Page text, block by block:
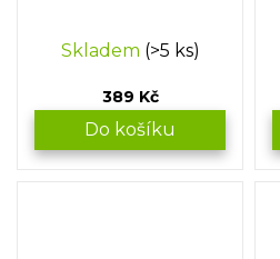
Skladem (>5 ks)
389 Kč
Do košíku